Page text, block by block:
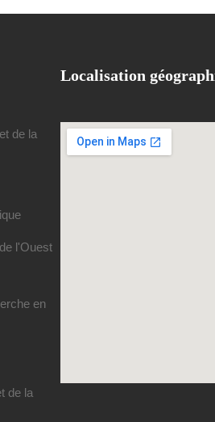
de la
l'Ouest
en
de la
Localisation